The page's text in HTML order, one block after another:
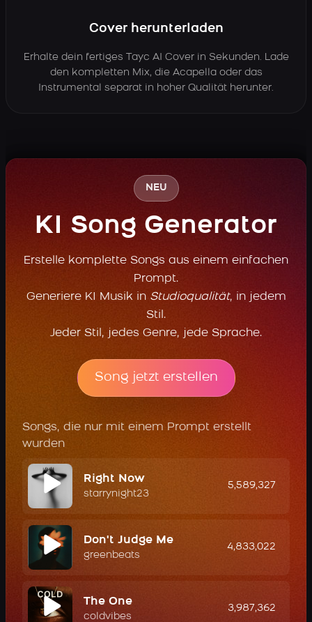
Cover herunterladen
Erhalte dein fertiges Tayc AI Cover in Sekunden. Lade
den kompletten Mix, die Acapella oder das
Instrumental separat in hoher Qualität herunter.
NEU
KI Song Generator
Erstelle komplette Songs aus einem einfachen
Prompt.
Generiere KI Musik in Studioqualität, in jedem
Stil.
Jeder Stil, jedes Genre, jede Sprache.
Song jetzt erstellen
Songs, die nur mit einem Prompt erstellt
wurden
Right Now
starrynight23
5,589,327
Don't Judge Me
greenbeats
4,833,022
The One
coldvibes
3,987,362